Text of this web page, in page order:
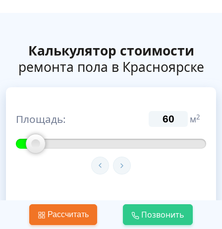
Калькулятор стоимости
ремонта пола в Красноярске
Площадь: м2
Тип стяжки:
Мокрая
Рассчитать Позвонить